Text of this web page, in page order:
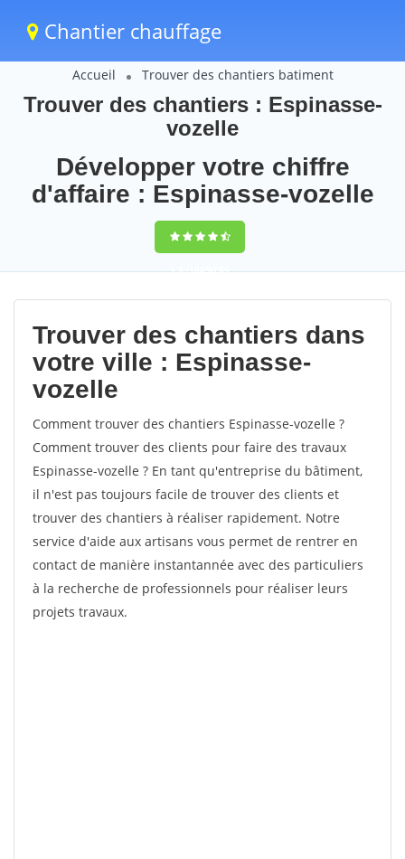
Chantier chauffage
Accueil Trouver des chantiers batiment
Trouver des chantiers : Espinasse-
vozelle
Développer votre chiffre
d'affaire : Espinasse-vozelle
9,5(100%)69
votes
Trouver des chantiers dans
votre ville : Espinasse-
vozelle
Comment trouver des chantiers Espinasse-vozelle ?
Comment trouver des clients pour faire des travaux
Espinasse-vozelle ? En tant qu'entreprise du bâtiment,
il n'est pas toujours facile de trouver des clients et
trouver des chantiers à réaliser rapidement. Notre
service d'aide aux artisans vous permet de rentrer en
contact de manière instantannée avec des particuliers
à la recherche de professionnels pour réaliser leurs
projets travaux.